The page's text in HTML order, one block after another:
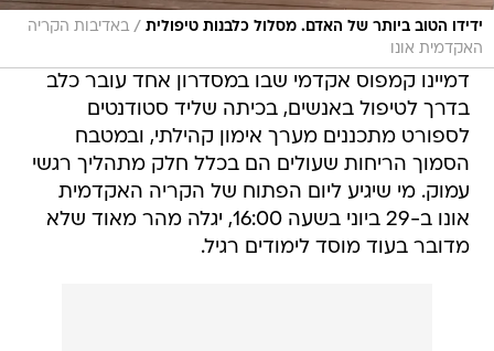
ידידו הטוב ביותר של האדם. מסלול כלבנות טיפולית / באדיבות הקריה
האקדמית אונו
דמיינו קמפוס אקדמי שבו במסדרון אחד עובר כלב
בדרך לטיפול באנשים, בכיתה שליד סטודנטים
לספורט מתכננים מערך אימון קהילתי, ובמטבח
הסמוך הריחות שעולים הם בכלל חלק מתהליך רגשי
עמוק. מי שיגיע ליום הפתוח של הקריה האקדמית
אונו ב-29 ביוני בשעה 16:00, יגלה מהר מאוד שלא
מדובר בעוד מוסד לימודים רגיל.